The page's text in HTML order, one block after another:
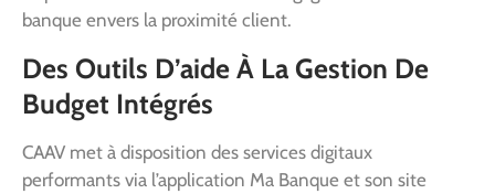
banque envers la proximité client.
Des Outils D’aide À La Gestion De
Budget Intégrés
CAAV met à disposition des services digitaux
performants via l’application Ma Banque et son site